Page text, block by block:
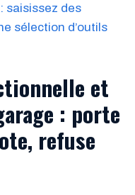
saisissez des
sélection d’outils
et
: porte
refuse